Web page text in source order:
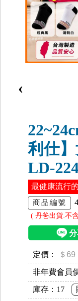
‹
利仕
LD-
最健康流行
商品編號
( 丹爸出貨.不
定價： ＄69
非年費會員
庫存： 17